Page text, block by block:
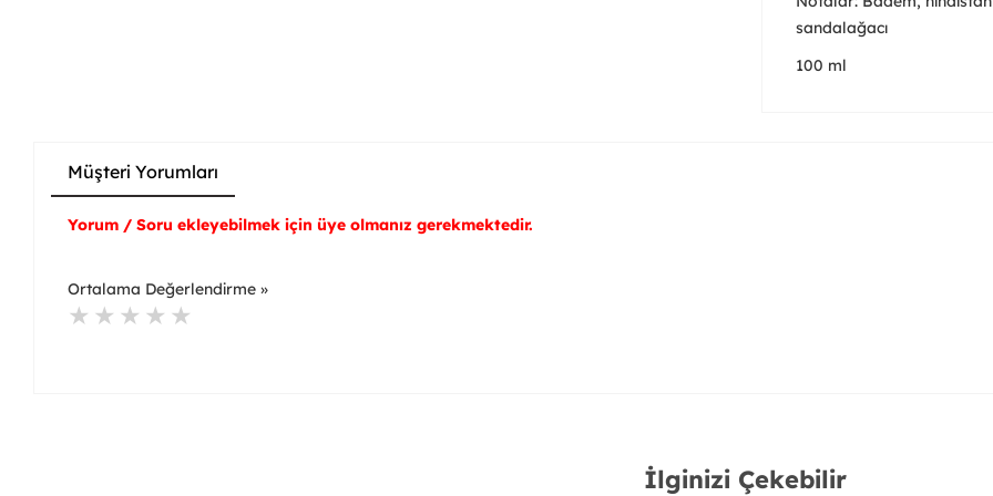
sandalağacı
100 ml
Müşteri Yorumları
Yorum / Soru ekleyebilmek için üye olmanız gerekmektedir.
Ortalama Değerlendirme »
İlginizi Çekebilir